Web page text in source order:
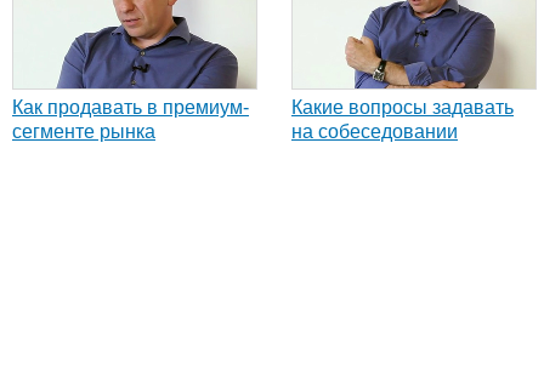
Как продавать в премиум-
сегменте рынка
Какие вопросы задавать
на собеседовании